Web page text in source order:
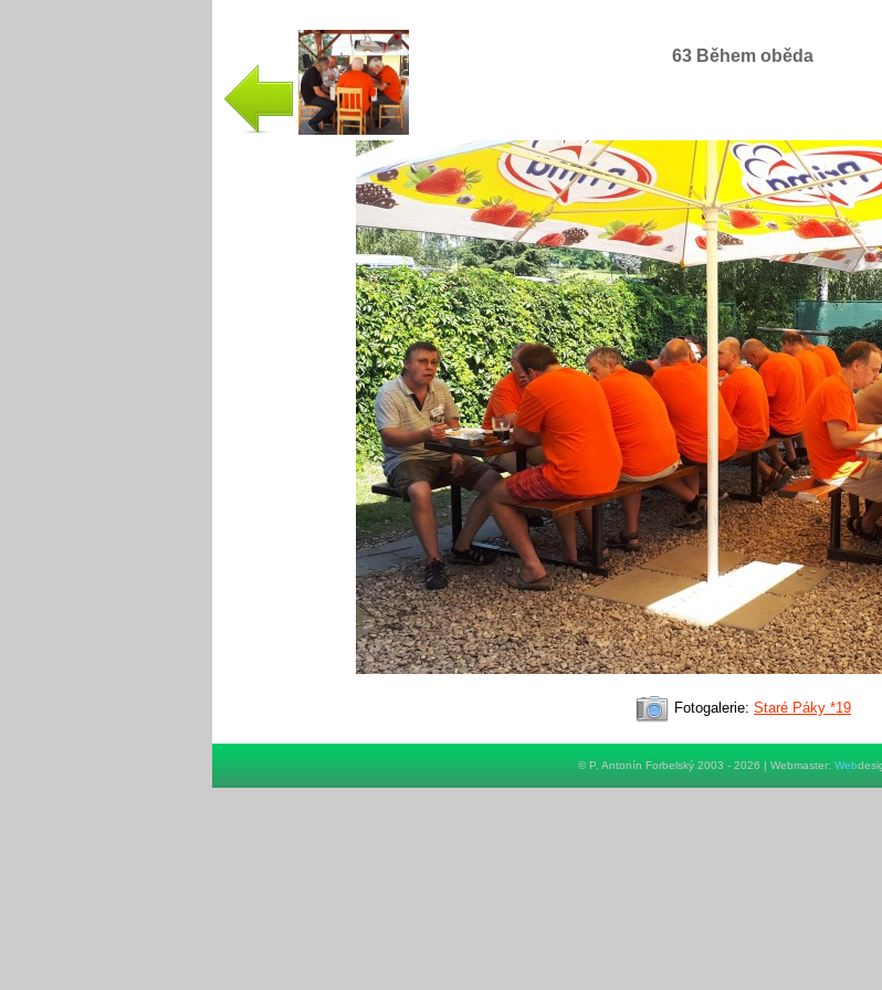
63 Během oběda
Fotogalerie: Staré Páky *19
© P. Antonín Forbelský 2003 - 2026 | Webmaster: Web